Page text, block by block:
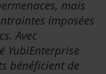
mais
imposées
Avec
YubiEnterprise
bénéficient de